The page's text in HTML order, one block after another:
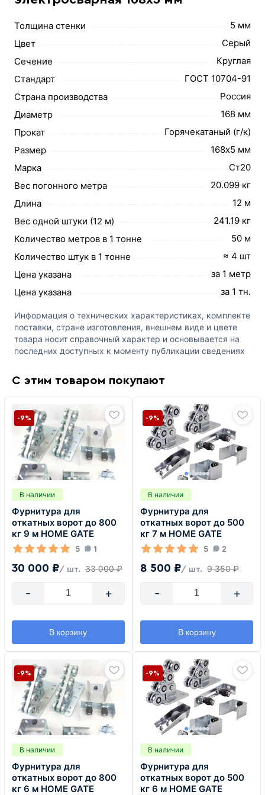
Толщина стенки
5 мм
Цвет
Серый
Сечение
Круглая
Стандарт
ГОСТ 10704-91
Страна производства
Россия
Диаметр
168 мм
Прокат
Горячекатаный (г/к)
Размер
168х5 мм
Марка
Ст20
Вес погонного метра
20.099 кг
Длина
12 м
Вес одной штуки (12 м)
241.19 кг
Количество метров в 1 тонне
50 м
Количество штук в 1 тонне
≈ 4 шт
Цена указана
за 1 метр
Цена указана
за 1 тн.
Информация о технических характеристиках, комплекте
поставки, стране изготовления, внешнем виде и цвете
товара носит справочный характер и основывается на
последних доступных к моменту публикации сведениях
С этим товаром покупают
В наличии
Фурнитура для
откатных ворот до 800
кг 9 м HOME GATE
5 1
30 000 ₽/ шт. 33 000 ₽
-9%
- +
В корзину
В наличии
Фурнитура для
откатных ворот до 500
кг 7 м HOME GATE
5 2
8 500 ₽/ шт. 9 350 ₽
-9%
- +
В корзину
В наличии
Фурнитура для
откатных ворот до 800
кг 6 м HOME GATE
-9%
В наличии
Фурнитура для
откатных ворот до 500
кг 6 м HOME GATE
-9%